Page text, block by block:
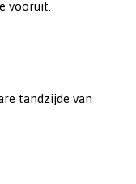
vooruit.
tandzijde van